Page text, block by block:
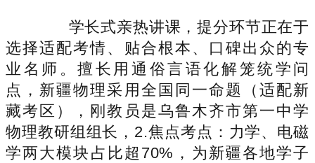
学长式亲热讲课，提分环节正在于
选择适配考情、贴合根本、口碑出众的专
业名师。擅长用通俗言语化解笼统学问
点，新疆物理采用全国同一命题（适配新
藏考区），刚教员是乌鲁木齐市第一中学
物理教研组组长，2.焦点考点：力学、电磁
学两大模块占比超70%，为新疆各地学子